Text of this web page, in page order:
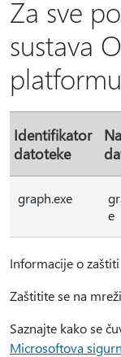
Za sve
sustava
Identifikator
datoteke
graph.exe
e
Informacije o
Zaštitite se na
Saznajte kako se
Microsoftova